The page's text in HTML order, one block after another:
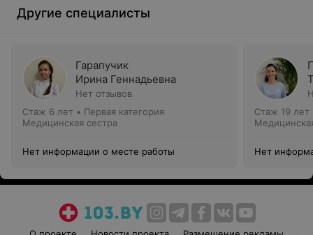
Другие специалисты
Гарапучик
Ирина Геннадьевна
Нет отзывов
Стаж 6 лет • Первая категория
Медицинская сестра
Нет информации о месте работы
Стаж 19 лет
Нет